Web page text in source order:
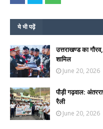
ये भी पढ़ें
उत्तराखण्ड का
शामिल
June 20, 2026
पौड़ी गढ़वाल:
रैली
June 20, 2026